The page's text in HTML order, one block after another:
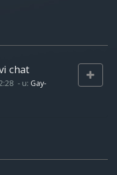
chat
- u: Gay-